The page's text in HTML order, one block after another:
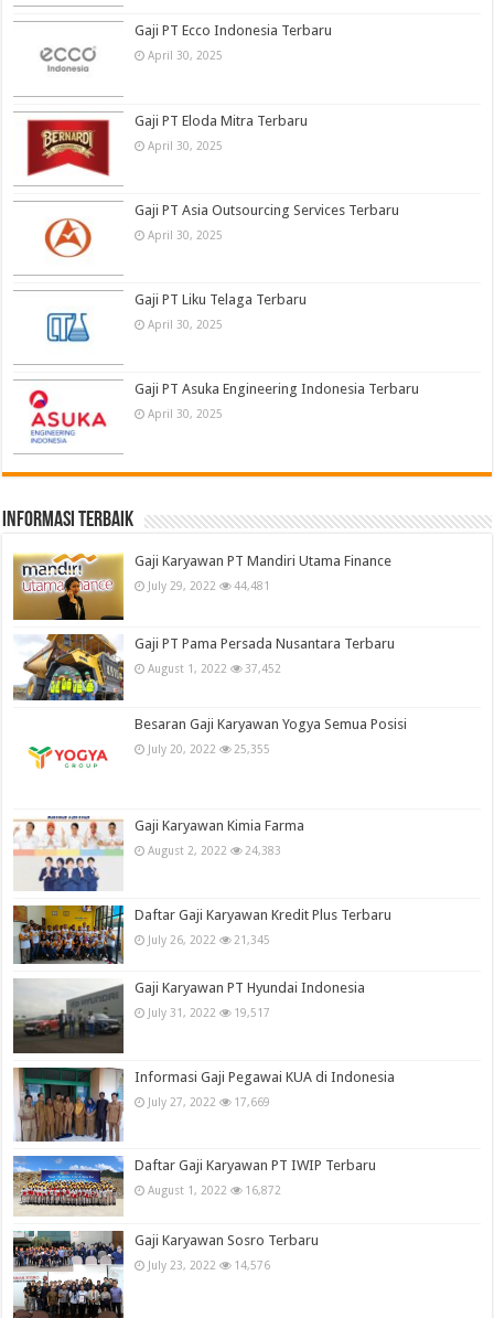
Gaji PT Ecco Indonesia Terbaru
April 30, 2025
Gaji PT Eloda Mitra Terbaru
April 30, 2025
Gaji PT Asia Outsourcing Services Terbaru
April 30, 2025
Gaji PT Liku Telaga Terbaru
April 30, 2025
Gaji PT Asuka Engineering Indonesia Terbaru
April 30, 2025
informasi terbaik
Gaji Karyawan PT Mandiri Utama Finance
July 29, 2022 44,481
Gaji PT Pama Persada Nusantara Terbaru
August 1, 2022 37,452
Besaran Gaji Karyawan Yogya Semua Posisi
July 20, 2022 25,355
Gaji Karyawan Kimia Farma
August 2, 2022 24,383
Daftar Gaji Karyawan Kredit Plus Terbaru
July 26, 2022 21,345
Gaji Karyawan PT Hyundai Indonesia
July 31, 2022 19,517
Informasi Gaji Pegawai KUA di Indonesia
July 27, 2022 17,669
Daftar Gaji Karyawan PT IWIP Terbaru
August 1, 2022 16,872
Gaji Karyawan Sosro Terbaru
July 23, 2022 14,576